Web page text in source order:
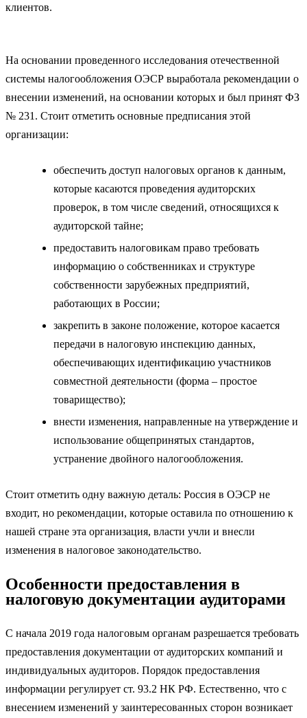
клиентов.
На основании проведенного исследования отечественной
системы налогообложения ОЭСР выработала рекомендации о
внесении изменений, на основании которых и был принят ФЗ
№ 231. Стоит отметить основные предписания этой
организации:
обеспечить доступ налоговых органов к данным,
которые касаются проведения аудиторских
проверок, в том числе сведений, относящихся к
аудиторской тайне;
предоставить налоговикам право требовать
информацию о собственниках и структуре
собственности зарубежных предприятий,
работающих в России;
закрепить в законе положение, которое касается
передачи в налоговую инспекцию данных,
обеспечивающих идентификацию участников
совместной деятельности (форма – простое
товарищество);
внести изменения, направленные на утверждение и
использование общепринятых стандартов,
устранение двойного налогообложения.
Стоит отметить одну важную деталь: Россия в ОЭСР не
входит, но рекомендации, которые оставила по отношению к
нашей стране эта организация, власти учли и внесли
изменения в налоговое законодательство.
Особенности предоставления в
налоговую документации аудиторами
С начала 2019 года налоговым органам разрешается требовать
предоставления документации от аудиторских компаний и
индивидуальных аудиторов. Порядок предоставления
информации регулирует ст. 93.2 НК РФ. Естественно, что с
внесением изменений у заинтересованных сторон возникает